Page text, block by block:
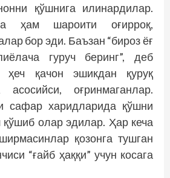
қўшнига илинардилар.
ҳам шароити оғирроқ,
бор эди. Баъзан “бироз ёғ
гуруч беринг”, деб
ҳеч қачон эшикдан қуруқ
асосийси, оғринмаганлар.
сафар харидларида қўшни
қўшиб олар эдилар. Ҳар кеча
қозонга тушган
“ғайб ҳаққи” учун косага